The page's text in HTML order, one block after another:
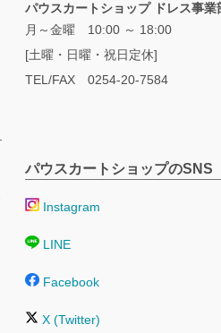
パウスカートショップ ドレス事業
月～金曜 10:00 ～ 18:00
[土曜・日曜・祝日定休]
TEL/FAX 0254-20-7584
パウスカートショップのSNS
Instagram
LINE
Facebook
X (Twitter)